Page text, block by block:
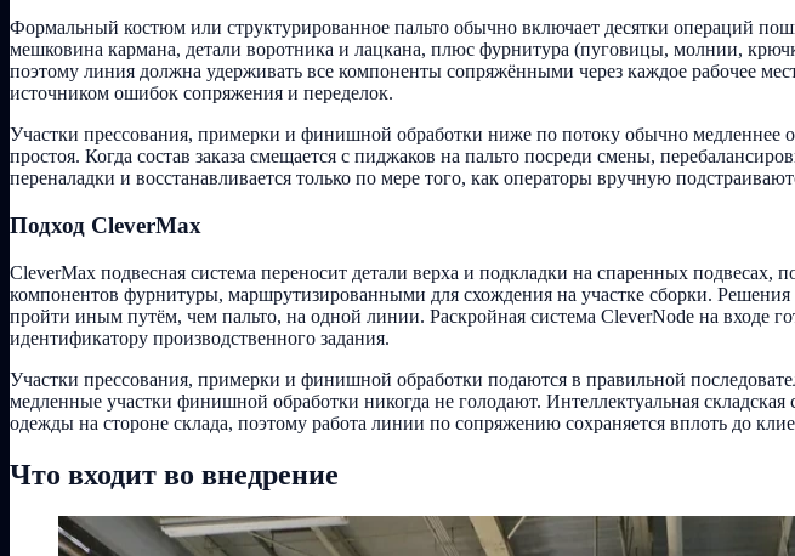
Формальный костюм или структурированное пальто обычно включает десятки операций
мешковина кармана, детали воротника и лацкана, плюс фурнитура (пуговицы, молнии,
поэтому линия должна удерживать все компоненты сопряжёнными через каждое рабочее
источником ошибок сопряжения и переделок.
Участки прессования, примерки и финишной обработки ниже по потоку обычно
простоя. Когда состав заказа смещается с пиджаков на пальто посреди смены,
переналадки и восстанавливается только по мере того, как операторы вручную
Подход CleverMax
CleverMax подвесная система переносит детали верха и подкладки на спаренных
компонентов фурнитуры, маршрутизированными для схождения на участке сборки.
пройти иным путём, чем пальто, на одной линии. Раскройная система CleverNode на входе
идентификатору производственного задания.
Участки прессования, примерки и финишной обработки подаются в правильной
медленные участки финишной обработки никогда не голодают. Интеллектуальная
одежды на стороне склада, поэтому работа линии по сопряжению сохраняется вплоть до
Что входит во внедрение